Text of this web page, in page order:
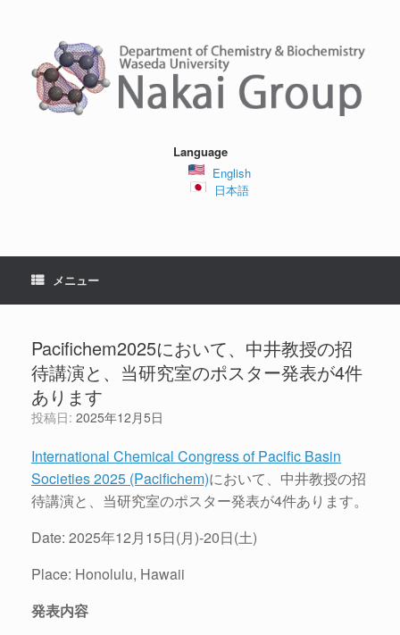
Language
English
日本語
メニュー
Pacifichem2025において、中井教授の招
待講演と、当研究室のポスター発表が4件
あります
投稿日: 2025年12月5日
International Chemical Congress of Pacific Basin
Societies 2025 (Pacifichem)において、中井教授の招
待講演と、当研究室のポスター発表が4件あります。
Date: 2025年12月15日(月)-20日(土)
Place: Honolulu, Hawaii
発表内容